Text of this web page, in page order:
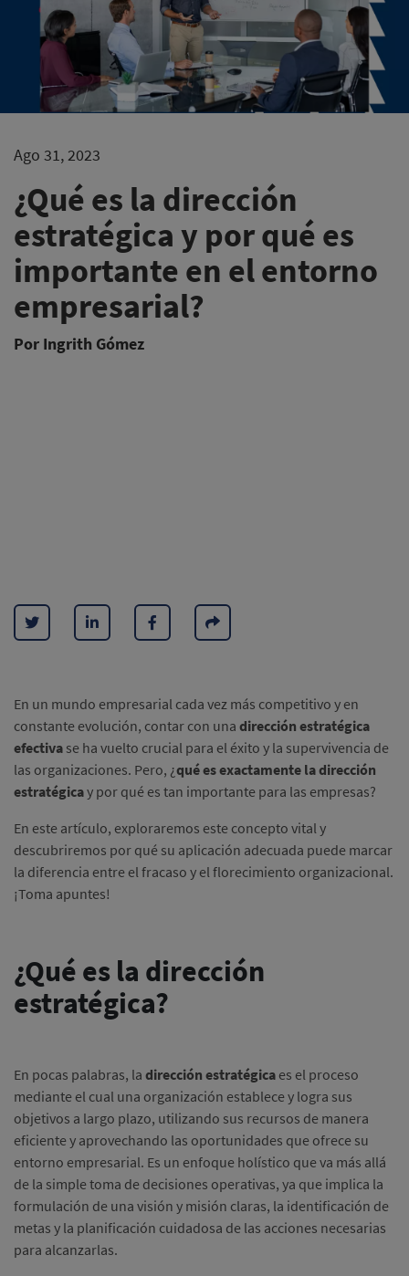
Ago 31, 2023
¿Qué es la dirección
estratégica y por qué es
importante en el entorno
empresarial?
Por Ingrith Gómez
En un mundo empresarial cada vez más competitivo y en
constante evolución, contar con una dirección estratégica
efectiva se ha vuelto crucial para el éxito y la supervivencia de
las organizaciones. Pero, ¿qué es exactamente la dirección
estratégicay por qué es tan importante para las empresas?
En este artículo, exploraremos este concepto vital y
descubriremos por qué su aplicación adecuada puede marcar
la diferencia entre el fracaso y el florecimiento organizacional.
¡Toma apuntes!
¿Qué es la dirección
estratégica?
En pocas palabras, la dirección estratégica es el proceso
mediante el cual una organización establece y logra sus
objetivos a largo plazo, utilizando sus recursos de manera
eficiente y aprovechando las oportunidades que ofrece su
entorno empresarial. Es un enfoque holístico que va más allá
de la simple toma de decisiones operativas, ya que implica la
formulación de una visión y misión claras, la identificación de
metas y la planificación cuidadosa de las acciones necesarias
para alcanzarlas.